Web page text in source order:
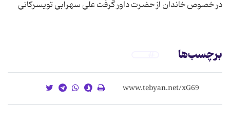
در خصوص خاندان از حضرت داور گرفت علی سهرابی تویسركانی
برچسب‌ها